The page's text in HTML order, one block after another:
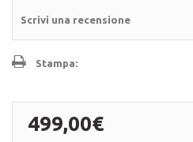
Scrivi una recensione
Stampa:
499,00€